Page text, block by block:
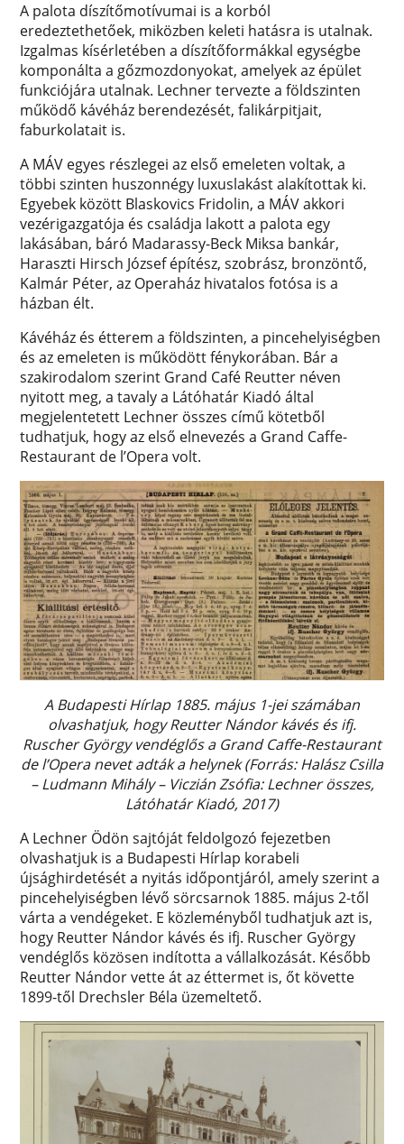
A palota díszítőmotívumai is a korból
eredeztethetőek, miközben keleti hatásra is utalnak.
Izgalmas kísérletében a díszítőformákkal egységbe
komponálta a gőzmozdonyokat, amelyek az épület
funkciójára utalnak. Lechner tervezte a földszinten
működő kávéház berendezését, falikárpitjait,
faburkolatait is.
A MÁV egyes részlegei az első emeleten voltak, a
többi szinten huszonnégy luxuslakást alakítottak ki.
Egyebek között Blaskovics Fridolin, a MÁV akkori
vezérigazgatója és családja lakott a palota egy
lakásában, báró Madarassy-Beck Miksa bankár,
Haraszti Hirsch József építész, szobrász, bronzöntő,
Kalmár Péter, az Operaház hivatalos fotósa is a
házban élt.
Kávéház és étterem a földszinten, a pincehelyiségben
és az emeleten is működött fénykorában. Bár a
szakirodalom szerint Grand Café Reutter néven
nyitott meg, a tavaly a Látóhatár Kiadó által
megjelentetett Lechner összes című kötetből
tudhatjuk, hogy az első elnevezés a Grand Caffe-
Restaurant de l’Opera volt.
A Budapesti Hírlap 1885. május 1-jei számában
olvashatjuk, hogy Reutter Nándor kávés és ifj.
Ruscher György vendéglős a Grand Caffe-Restaurant
de l’Opera nevet adták a helynek (Forrás: Halász Csilla
– Ludmann Mihály – Viczián Zsófia: Lechner összes,
Látóhatár Kiadó, 2017)
A Lechner Ödön sajtóját feldolgozó fejezetben
olvashatjuk is a Budapesti Hírlap korabeli
újsághirdetését a nyitás időpontjáról, amely szerint a
pincehelyiségben lévő sörcsarnok 1885. május 2-től
várta a vendégeket. E közleményből tudhatjuk azt is,
hogy Reutter Nándor kávés és ifj. Ruscher György
vendéglős közösen indította a vállalkozását. Később
Reutter Nándor vette át az éttermet is, őt követte
1899-től Drechsler Béla üzemeltető.